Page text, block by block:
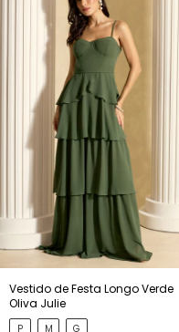
Vestido de Festa Longo Verde
Oliva Julie
P M G